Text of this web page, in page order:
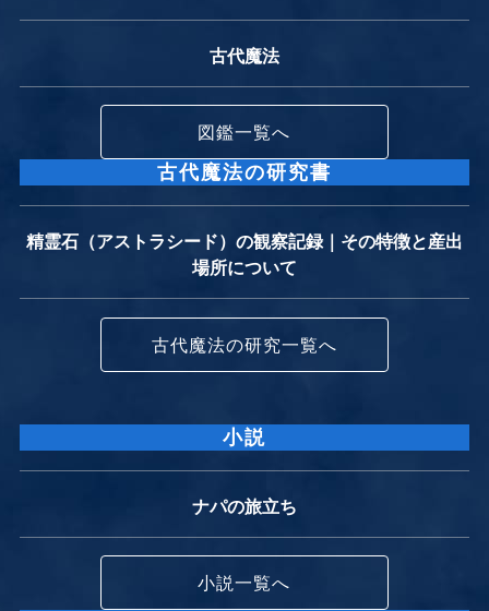
古代魔法
図鑑一覧へ
古代魔法の研究書
精霊石（アストラシード）の観察記録｜その特徴と産出
場所について
古代魔法の研究一覧へ
小説
ナパの旅立ち
小説一覧へ